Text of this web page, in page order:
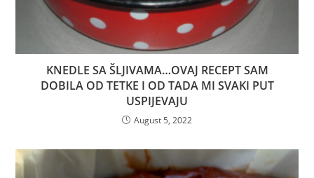
KNEDLE SA ŠLJIVAMA…OVAJ RECEPT SAM
DOBILA OD TETKE I OD TADA MI SVAKI PUT
USPIJEVAJU
August 5, 2022